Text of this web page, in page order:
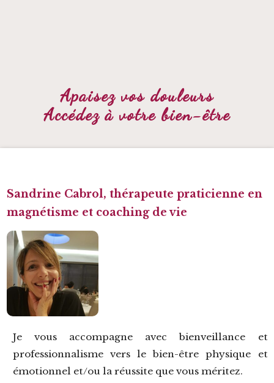
Apaisez vos douleurs
-
Accédez à votre bien-être
Sandrine Cabrol, thérapeute praticienne en
magnétisme et coaching de vie
Je vous accompagne avec bienveillance et
professionnalisme vers le bien-être physique et
émotionnel et/ou la réussite que vous méritez.